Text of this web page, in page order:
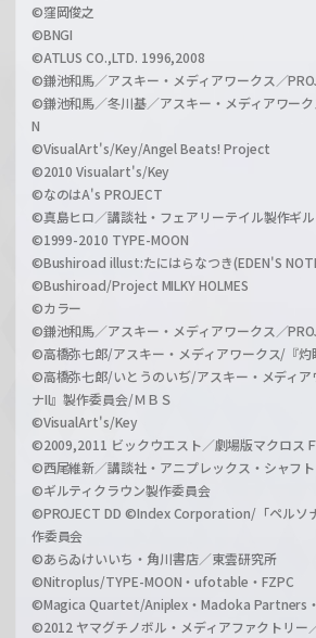
©窪岡俊之
©BNGI
©ATLUS CO.,LTD. 1996,2008
©鎌池和馬／アスキー・メディアワークス／
©鎌池和馬／冬川基／アスキー・メディアワーク
N
©VisualArt's/Key/Angel Beats! Project
©2010 Visualart's/Key
©なのはA's PROJECT
©真島ヒロ／講談社・フェアリーテイル製作ギ
©1999-2010 TYPE-MOON
©Bushiroad illust:たにはらなつき(EDEN'S
©Bushiroad/Project MILKY HOLMES
©カラー
©鎌池和馬／アスキー・メディアワークス／
©高橋弥七郎/アスキー・メディアワークス/『灼
©高橋弥七郎/いとうのいぢ/アスキー・メディ
ナII』製作委員会/ＭＢＳ
©VisualArt's/Key
©2009,2011 ビックウエスト／劇場版マクロス
©西尾維新／講談社・アニプレックス・シャフト
©ギルティクラウン製作委員会
©PROJECT DD ©Index Corporation/「ペルソ
作委員会
©あらゐけいいち・角川書店／東雲研究所
©Nitroplus/TYPE-MOON・ufotable・FZPC
©Magica Quartet/Aniplex・Madoka Partners
©2012 ヤマグチノボル・メディアファクトリー